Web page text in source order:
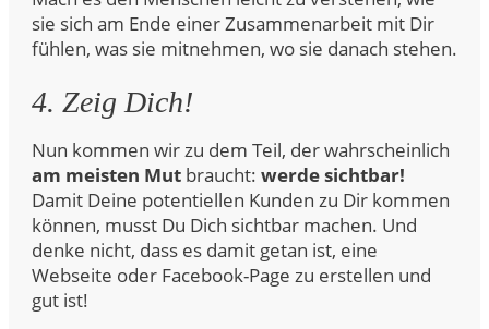
sie sich am Ende einer Zusammenarbeit mit Dir
fühlen, was sie mitnehmen, wo sie danach stehen.
4. Zeig Dich!
Nun kommen wir zu dem Teil, der wahrscheinlich
am meisten Mut braucht: werde sichtbar!
Damit Deine potentiellen Kunden zu Dir kommen
können, musst Du Dich sichtbar machen. Und
denke nicht, dass es damit getan ist, eine
Webseite oder Facebook-Page zu erstellen und
gut ist!